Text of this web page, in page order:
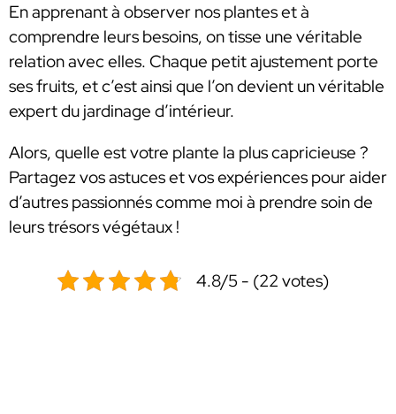
En apprenant à observer nos plantes et à
comprendre leurs besoins, on tisse une véritable
relation avec elles. Chaque petit ajustement porte
ses fruits, et c’est ainsi que l’on devient un véritable
expert du jardinage d’intérieur.
Alors, quelle est votre plante la plus capricieuse ?
Partagez vos astuces et vos expériences pour aider
d’autres passionnés comme moi à prendre soin de
leurs trésors végétaux !
4.8/5 - (22 votes)